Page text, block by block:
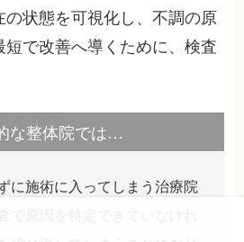
状態を可視化し、不調の原
で改善へ導くために、検査
な整体院では…
に施術に入ってしまう治療院